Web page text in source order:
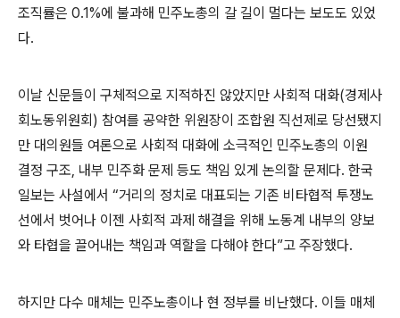
조직률은 0.1%에 불과해 민주노총의 갈 길이 멀다는 보도도 있었
다.
이날 신문들이 구체적으로 지적하진 않았지만 사회적 대화(경제사
회노동위원회) 참여를 공약한 위원장이 조합원 직선제로 당선됐지
만 대의원들 여론으로 사회적 대화에 소극적인 민주노총의 이원
결정 구조, 내부 민주화 문제 등도 책임 있게 논의할 문제다. 한국
일보는 사설에서 “거리의 정치로 대표되는 기존 비타협적 투쟁노
선에서 벗어나 이젠 사회적 과제 해결을 위해 노동계 내부의 양보
와 타협을 끌어내는 책임과 역할을 다해야 한다”고 주장했다.
하지만 다수 매체는 민주노총이나 현 정부를 비난했다. 이들 매체